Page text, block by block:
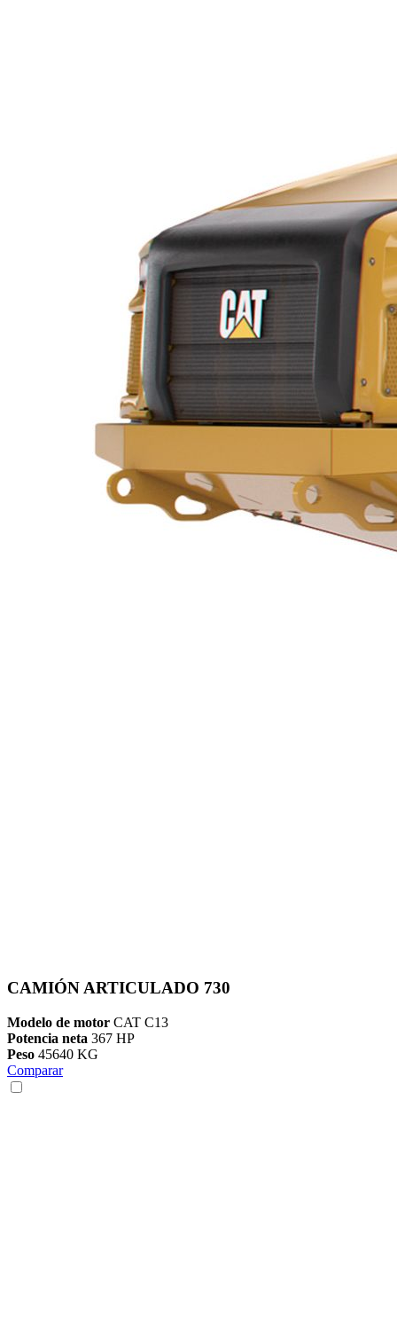
CAMIÓN ARTICULADO 730
Modelo de motor CAT C13
Potencia neta 367 HP
Peso 45640 KG
Comparar